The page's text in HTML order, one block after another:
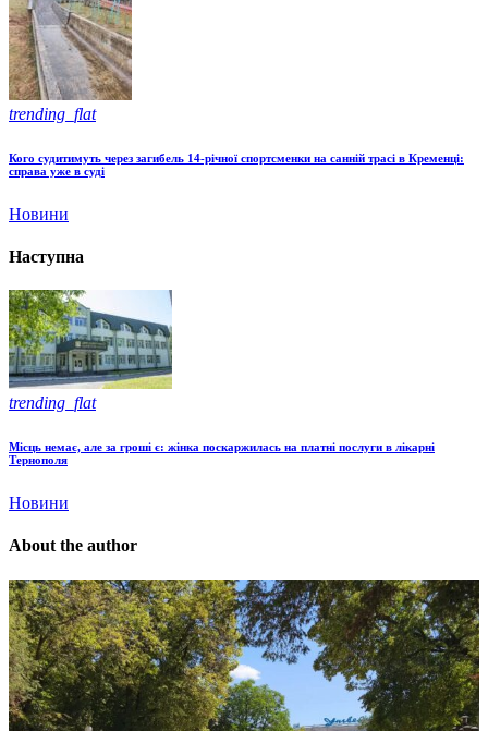
trending_flat
Кого судитимуть через загибель 14-річної спортсменки на санній трасі в Кременці:
справа уже в суді
Новини
Наступна
trending_flat
Місць немає, але за гроші є: жінка поскаржилась на платні послуги в лікарні
Тернополя
Новини
About the author